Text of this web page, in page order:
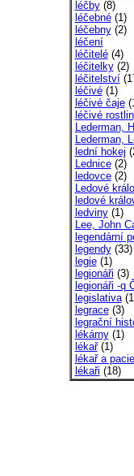
léčby(8)
léčebné(1)
léčebny(2)
léčení
léčitelé(4)
léčitelky(2)
léčitelství
léčivé(1)
léčivé čaje
léčivé
Lederman,
Lederman,
lední hokej
Lednice(2)
ledovce(2)
Ledové
ledové
ledviny(1)
Lee, John
legendární
legendy(33)
legie(1)
legionáři (3)
legionáři -q
legislativa
legrace(3)
legrační
lékárny(1)
lékař(1)
lékař a
lékaři (18)